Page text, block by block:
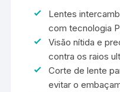
Lentes
com tecnologia
Visão nítida e
contra os raios
Corte de lente
evitar o